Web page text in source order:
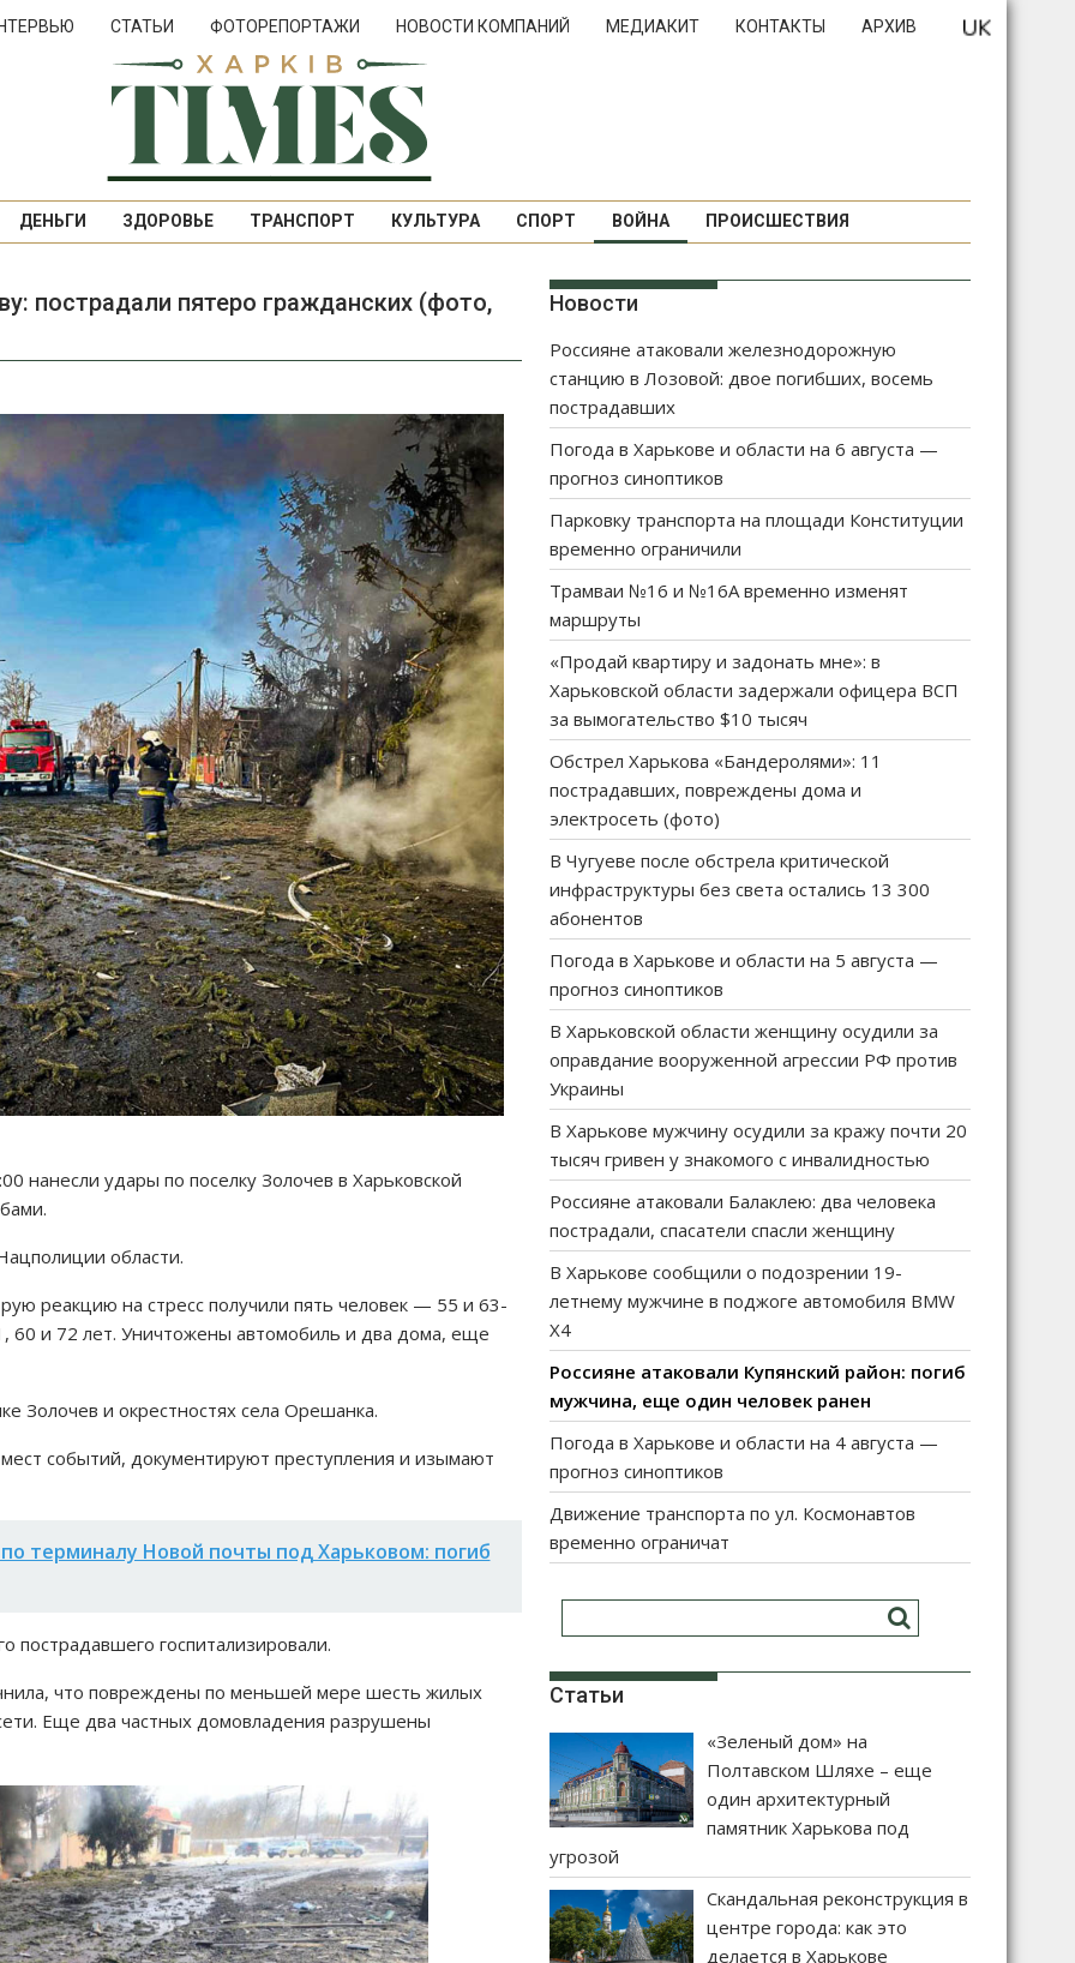
СТАТЬИ ФОТОРЕПОРТАЖИ НОВОСТИ КОМПАНИЙ МЕДИАКИТ КОНТАКТЫ АРХИВ
ДЕНЬГИ ЗДОРОВЬЕ ТРАНСПОРТ КУЛЬТУРА СПОРТ ВОЙНА ПРОИСШЕСТВИЯ
пострадали пятеро гражданских (фото,
нанесли удары по поселку Золочев в Харьковской
области.
реакцию на стресс получили пять человек — 55 и 63-
и 72 лет. Уничтожены автомобиль и два дома, еще
Золочев и окрестностях села Орешанка.
событий, документируют преступления и изымают
терминалу Новой почты под Харьковом: погиб
госпитализировали.
что повреждены по меньшей мере шесть жилых
Еще два частных домовладения разрушены
Новости
Россияне атаковали железнодорожную
станцию в Лозовой: двое погибших, восемь
пострадавших
Погода в Харькове и области на 6 августа —
прогноз синоптиков
Парковку транспорта на площади Конституции
временно ограничили
Трамваи №16 и №16А временно изменят
маршруты
«Продай квартиру и задонать мне»: в
Харьковской области задержали офицера ВСП
за вымогательство $10 тысяч
Обстрел Харькова «Бандеролями»: 11
пострадавших, повреждены дома и
электросеть (фото)
В Чугуеве после обстрела критической
инфраструктуры без света остались 13 300
абонентов
Погода в Харькове и области на 5 августа —
прогноз синоптиков
В Харьковской области женщину осудили за
оправдание вооруженной агрессии РФ против
Украины
В Харькове мужчину осудили за кражу почти 20
тысяч гривен у знакомого с инвалидностью
Россияне атаковали Балаклею: два человека
пострадали, спасатели спасли женщину
В Харькове сообщили о подозрении 19-
летнему мужчине в поджоге автомобиля BMW
X4
Россияне атаковали Купянский район: погиб
мужчина, еще один человек ранен
Погода в Харькове и области на 4 августа —
прогноз синоптиков
Движение транспорта по ул. Космонавтов
временно ограничат
Статьи
«Зеленый дом» на
Полтавском Шляхе – еще
один архитектурный
памятник Харькова под
угрозой
Скандальная реконструкция в
центре города: как это
делается в Харькове